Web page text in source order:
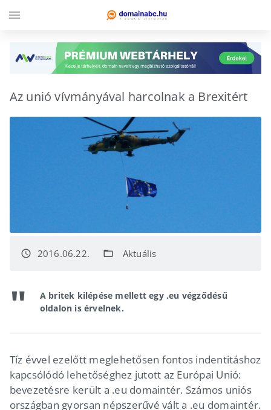
Az unió vívmányával harcolnak a Brexitért
access_time 2016.06.22. folder_open Aktuális
A britek kilépése mellett egy .eu végződésű
oldalon is érvelnek.
Tíz évvel ezelőtt meglehetősen fontos indentitáshoz
kapcsólódó lehetőséghez jutott az Európai Unió:
bevezetésre került a .eu domaintér. Számos uniós
országban gyorsan népszerűvé vált a .eu domaintér.
menu